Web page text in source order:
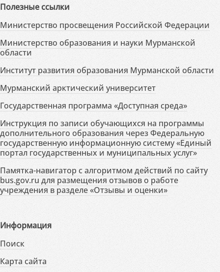
Полезные ссылки
Министерство просвещения Российской Федерации
Министерство образования и науки Мурманской
области
Институт развития образования Мурманской области
Мурманский арктический университет
Государственная программа «Доступная среда»
Инструкция по записи обучающихся на программы
дополнительного образования через Федеральную
государственную информационную систему «Единый
портал государственных и муниципальных услуг»
Памятка-навигатор с алгоритмом действий по сайту
bus.gov.ru для размещения отзывов о работе
учреждения в разделе «Отзывы и оценки»
Информация
Поиск
Карта сайта